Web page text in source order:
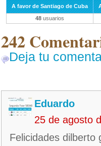
A favor de Santiago de Cuba
48 usuarios
242
Deja tu
Eduardo
25 de agosto
Felicidades dilberto